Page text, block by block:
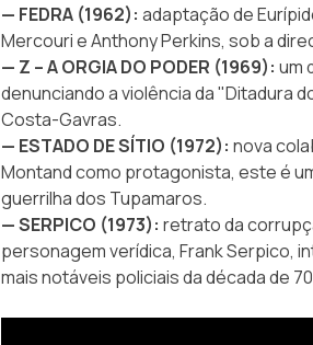
— FEDRA (1962): adaptação de
Mercouri e Anthony Perkins, sob a
— Z – A ORGIA DO PODER (1969): um
denunciando a violência da "Ditadura
Costa-Gavras.
— ESTADO DE SÍTIO (1972): nova
Montand como protagonista, este é
guerrilha dos Tupamaros.
— SERPICO (1973): retrato da
personagem verídica, Frank Serpico,
mais notáveis policiais da década de